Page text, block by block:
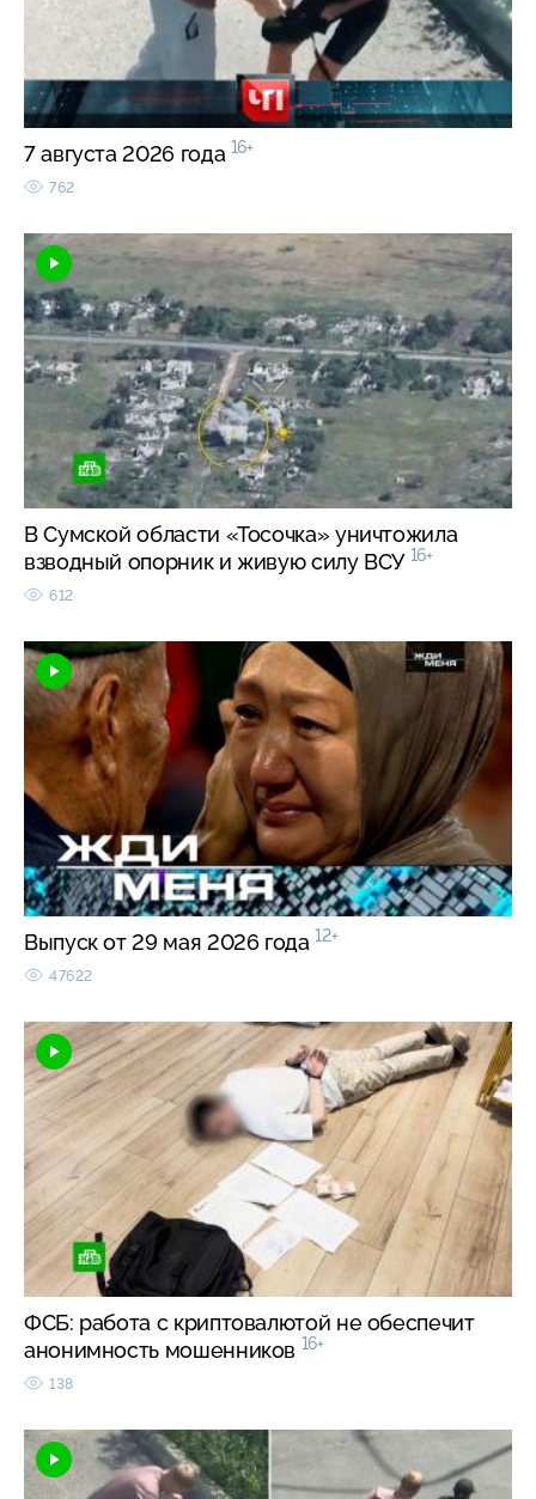
7 августа 2026 года 16+
762
В Сумской области «Тосочка» уничтожила
взводный опорник и живую силу ВСУ 16+
612
Выпуск от 29 мая 2026 года 12+
47622
ФСБ: работа с криптовалютой не обеспечит
анонимность мошенников 16+
138